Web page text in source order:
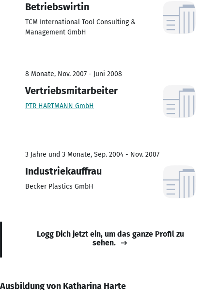
Betriebswirtin
TCM International Tool Consulting &
Management GmbH
8 Monate, Nov. 2007 - Juni 2008
Vertriebsmitarbeiter
PTR HARTMANN GmbH
3 Jahre und 3 Monate, Sep. 2004 - Nov. 2007
Industriekauffrau
Becker Plastics GmbH
Logg Dich jetzt ein, um das ganze Profil zu
sehen.
Ausbildung von Katharina Harte